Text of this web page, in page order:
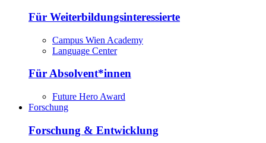
Für Weiterbildungsinteressierte
Campus Wien Academy
Language Center
Für Absolvent*innen
Future Hero Award
Forschung
Forschung & Entwicklung